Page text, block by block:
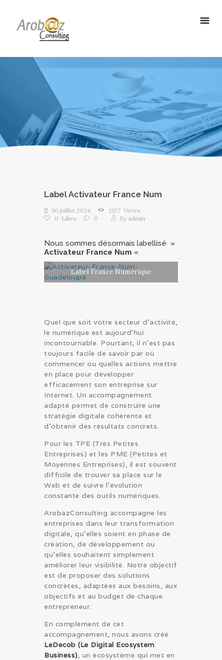
ArobazConsulting
Guadeloupe
ACCUEIL
NOS SOLUTIONS
RÉALISATIONS
L’AGENCE
LE BLOG
Label Activateur France Num
30 juillet 2024 2127 Views
0 Likes 0 By admin
Nous sommes désormais labellisé »
Activateur France Num «
Label France Numérique
Quel que soit votre secteur d’activité,
le numérique est aujourd’hui
incontournable. Pourtant, il n’est pas
toujours facile de savoir par où
commencer ou quelles actions mettre
en place pour développer
efficacement son entreprise sur
Internet. Un accompagnement
adapté permet de construire une
stratégie digitale cohérente et
d’obtenir des résultats concrets.
Pour les TPE (Très Petites
Entreprises) et les PME (Petites et
Moyennes Entreprises), il est souvent
difficile de trouver sa place sur le
Web et de suivre l’évolution
constante des outils numériques.
ArobazConsulting accompagne les
entreprises dans leur transformation
digitale, qu’elles soient en phase de
création, de développement ou
qu’elles souhaitent simplement
améliorer leur visibilité. Notre objectif
est de proposer des solutions
concrètes, adaptées aux besoins, aux
objectifs et au budget de chaque
entrepreneur.
En complément de cet
accompagnement, nous avons créé
LeDecob (Le Digital Ecosystem
Business), un écosystème qui met en